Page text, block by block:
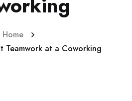
Home
Teamwork at a Coworking